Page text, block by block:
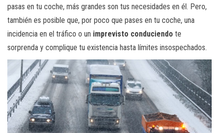
pasas en tu coche, más grandes son tus necesidades en él. Pero,
también es posible que, por poco que pases en tu coche, una
incidencia en el tráfico o un imprevisto conduciendo te
sorprenda y complique tu existencia hasta límites insospechados.